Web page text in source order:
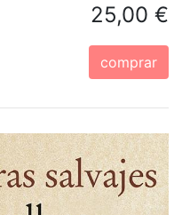
25,00 €
comprar